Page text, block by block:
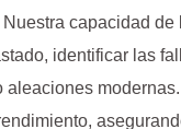
capacidad de
identificar las